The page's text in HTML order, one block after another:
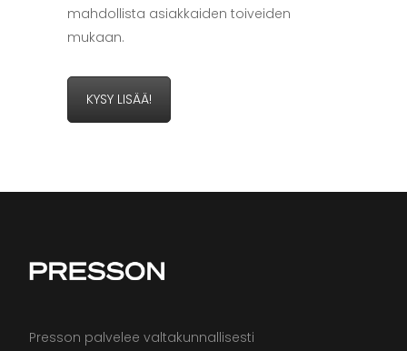
mahdollista asiakkaiden toiveiden
mukaan.
KYSY LISÄÄ!
Presson palvelee valtakunnallisesti